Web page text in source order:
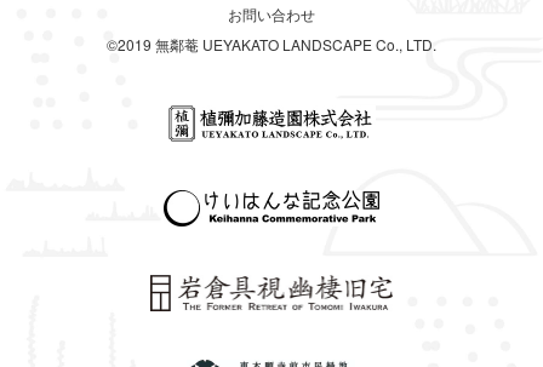
お問い合わせ
©2019 無鄰菴 UEYAKATO LANDSCAPE Co., LTD.